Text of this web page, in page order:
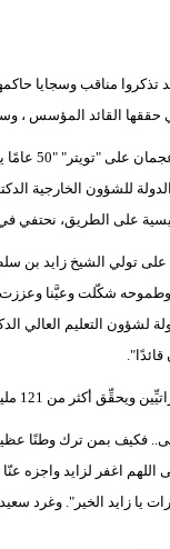
حققها القائد
رئيس دائرة
للشؤون الخارجية
على الطريق، نحتفي في
في تغريدات على "تويتر" "ونحن نسترجع
وطموحه شكّلت وعيَّنا
لشؤون التعليم العالي
فكيف بمن ترك وطنًا
اللهم اغفر لزايد واجزه
يا زايد الخير". وغرد